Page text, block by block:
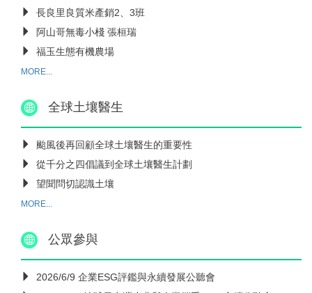
長良里良質米產銷2、3班
阿山哥無毒小棧 張桓瑞
福玉生態有機農場
MORE...
全球土壤醫生
颱風後再回顧全球土壤醫生的重要性
從千分之四倡議到全球土壤醫生計劃
望聞問切認識土壤
MORE...
公眾參與
2026/6/9 企業ESG評鑑與永續發展公聽會